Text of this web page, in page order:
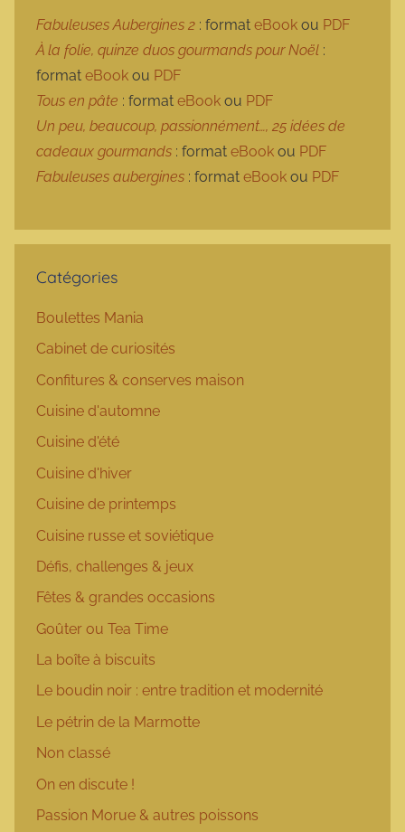
Fabuleuses Aubergines 2 : format eBook ou PDF
À la folie, quinze duos gourmands pour Noël :
format eBook ou PDF
Tous en pâte : format eBook ou PDF
Un peu, beaucoup, passionnément…, 25 idées de
cadeaux gourmands : format eBook ou PDF
Fabuleuses aubergines : format eBook ou PDF
Catégories
Boulettes Mania
Cabinet de curiosités
Confitures & conserves maison
Cuisine d'automne
Cuisine d'été
Cuisine d'hiver
Cuisine de printemps
Cuisine russe et soviétique
Défis, challenges & jeux
Fêtes & grandes occasions
Goûter ou Tea Time
La boîte à biscuits
Le boudin noir : entre tradition et modernité
Le pétrin de la Marmotte
Non classé
On en discute !
Passion Morue & autres poissons